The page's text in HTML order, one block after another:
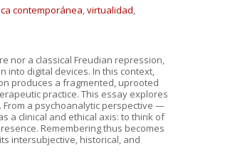
contemporánea,virtualidad,
nor a classical Freudian repression,
into digital devices. In this context,
produces a fragmented, uprooted
practice. This essay explores
a psychoanalytic perspective —
a clinical and ethical axis: to think of
Remembering thus becomes
intersubjective, historical, and